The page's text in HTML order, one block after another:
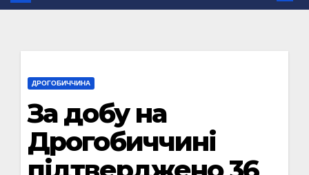
ДРОГОБИЧЧИНА
За добу на
Дрогобиччині